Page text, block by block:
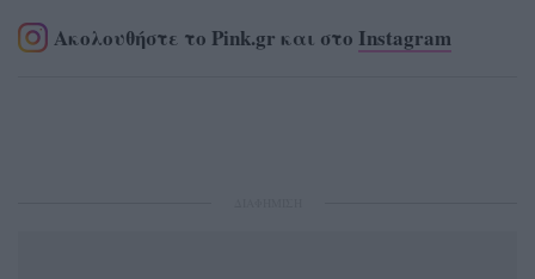
Ακολουθήστε το Pink.gr και στο Instagram